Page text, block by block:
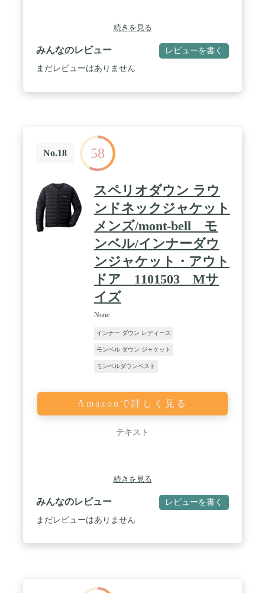
続きを見る
みんなのレビュー レビューを書く
まだレビューはありません
No.18 58
スペリオダウン ラウ
ンドネックジャケット
メンズ/mont-bell モ
ンベル/インナーダウ
ンジャケット・アウト
ドア 1101503 Mサ
イズ
None
インナー ダウン レディース
モンベル ダウン ジャケット
モンベルダウンベスト
Amazonで詳しく見る
テキスト
続きを見る
みんなのレビュー レビューを書く
まだレビューはありません